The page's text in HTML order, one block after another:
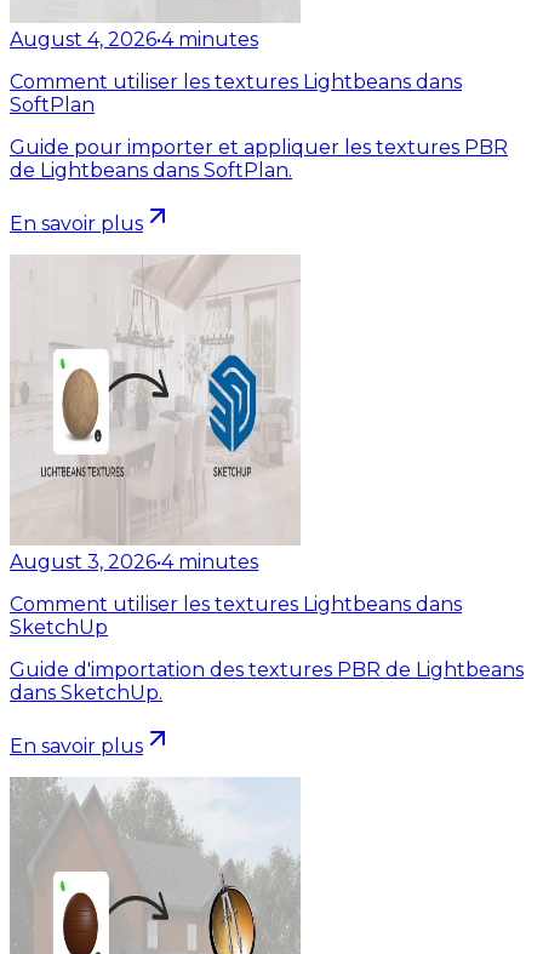
August 4, 2026•4 minutes
Comment utiliser les textures Lightbeans dans
SoftPlan
Guide pour importer et appliquer les textures PBR
de Lightbeans dans SoftPlan.
En savoir plus
August 3, 2026•4 minutes
Comment utiliser les textures Lightbeans dans
SketchUp
Guide d'importation des textures PBR de Lightbeans
dans SketchUp.
En savoir plus